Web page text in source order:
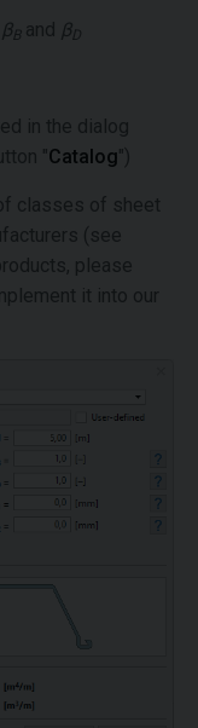
βBand βD
in the dialog
"Catalog")
classes of sheet
(see
please
it into our